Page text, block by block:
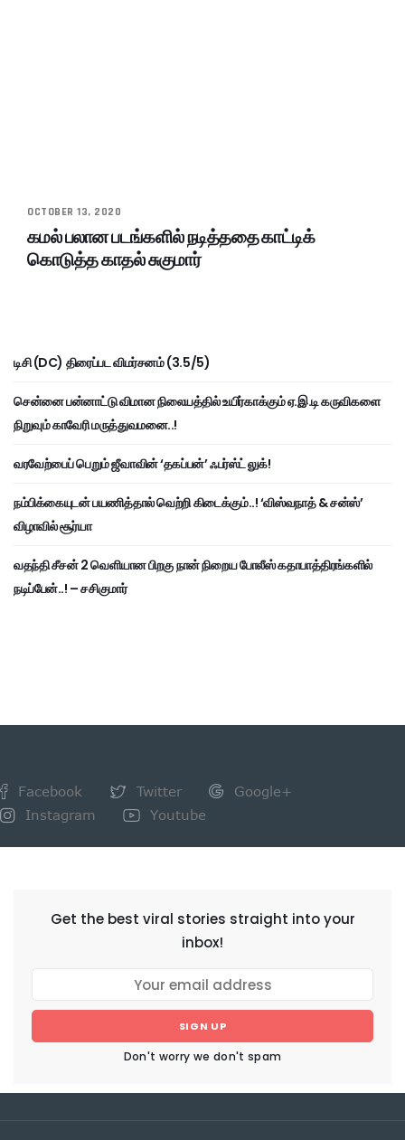
OCTOBER 13, 2020
கமல் பலான படங்களில் நடித்ததை காட்டிக்
கொடுத்த காதல் சுகுமார்
டிசி (DC) திரைப்பட விமர்சனம் (3.5/5)
சென்னை பன்னாட்டு விமான நிலையத்தில் உயிர்காக்கும் ஏ.இ.டி கருவிகளை
நிறுவும் காவேரி மருத்துவமனை..!
வரவேற்பைப் பெறும் ஜீவாவின் ‘தகப்பன்’ ஃபர்ஸ்ட் லுக்!
நம்பிக்கையுடன் பயணித்தால் வெற்றி கிடைக்கும்..! ‘விஸ்வநாத் & சன்ஸ்’
விழாவில் சூர்யா
வதந்தி சீசன் 2 வெளியான பிறகு நான் நிறைய போலீஸ் கதாபாத்திரங்களில்
நடிப்பேன்..! – சசிகுமார்
Facebook Twitter
Google+
Instagram
Youtube
Get the best viral stories straight into your
inbox!
SIGN UP
Don't worry we don't spam